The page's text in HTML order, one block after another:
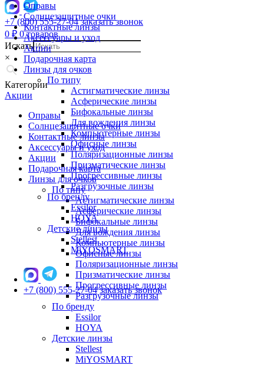
+7 (800) 555-27-04 заказать звонок
0 ₽ 0 товаров
Искать
×
Категории
Акции
Оправы
Солнцезащитные очки
Контактные линзы
Аксессуары и уход
Акции
Подарочная карта
Линзы для очков
По типу
Астигматические линзы
Асферические линзы
Бифокальные линзы
Для вождения линзы
Компьютерные линзы
Офисные линзы
Поляризационные линзы
Призматические линзы
Прогрессивные линзы
Разгрузочные линзы
По бренду
Essilor
HOYA
Детские линзы
Stellest
MiYOSMART
Оправы
Солнцезащитные очки
Контактные линзы
Аксессуары и уход
Акции
Подарочная карта
Линзы для очков
По типу
Астигматические линзы
Асферические линзы
Бифокальные линзы
Для вождения линзы
Компьютерные линзы
Офисные линзы
Поляризационные линзы
Призматические линзы
Прогрессивные линзы
Разгрузочные линзы
По бренду
Essilor
HOYA
Детские линзы
Stellest
MiYOSMART
+7 (800) 555-27-04 заказать звонок